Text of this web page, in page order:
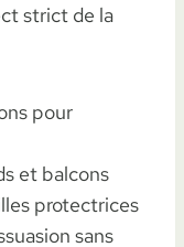
strict de la
pour
et balcons
protectrices
sans